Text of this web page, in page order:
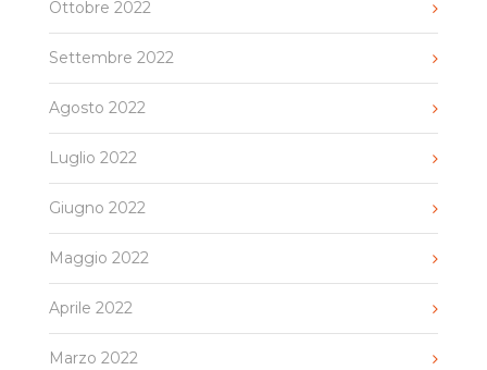
Ottobre 2022
Settembre 2022
Agosto 2022
Luglio 2022
Giugno 2022
Maggio 2022
Aprile 2022
Marzo 2022